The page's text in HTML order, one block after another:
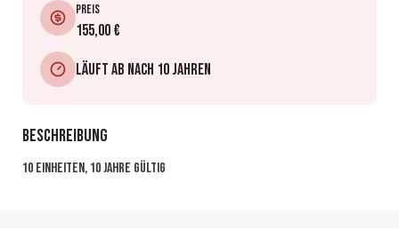
Preis
155,00 €
Läuft ab nach 10 Jahren
Beschreibung
10 Einheiten, 10 Jahre gültig